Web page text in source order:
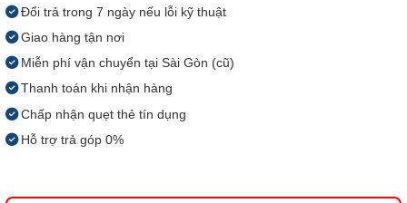
Đổi trả trong 7 ngày nếu lỗi kỹ thuật
Giao hàng tận nơi
Miễn phí vận chuyển tại Sài Gòn (cũ)
Thanh toán khi nhận hàng
Chấp nhận quẹt thẻ tín dụng
Hỗ trợ trả góp 0%